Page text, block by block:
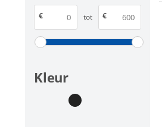
€ tot €
Kleur